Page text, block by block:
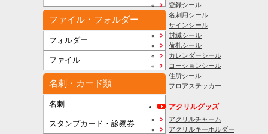
ファイル・フォルダー
フォルダー
ファイル
名刺・カード類
名刺
スタンプカード・診察券
登録シール
名刺用シール
サインシール
封緘シール
荷札シール
カレンダーシール
コーションシール
住所シール
フロアステッカー
アクリルグッズ
アクリルチャーム
アクリルキーホルダー